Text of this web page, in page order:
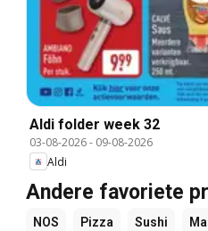
Aldi folder week 32
03-08-2026- 09-08-2026
Aldi
Andere favoriete
NOS Pizza Sushi